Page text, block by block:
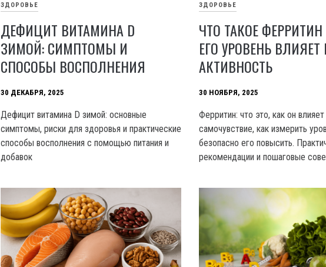
ЗДОРОВЬЕ
ДЕФИЦИТ ВИТАМИНА D
ЗИМОЙ: СИМПТОМЫ И
СПОСОБЫ ВОСПОЛНЕНИЯ
30 ДЕКАБРЯ, 2025
Дефицит витамина D зимой: основные
симптомы, риски для здоровья и практические
способы восполнения с помощью питания и
добавок
ЗДОРОВЬЕ
ЧТО ТАКОЕ
ЕГО УРОВЕНЬ ВЛИЯЕТ
АКТИВНОСТЬ
30 НОЯБРЯ, 2025
Ферритин: что это, как он
самочувствие, как измерить
безопасно его повысить.
рекомендации и пошаговые